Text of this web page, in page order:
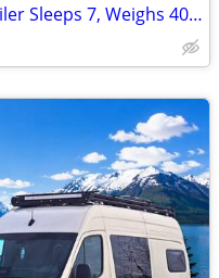
2026 Colt 18MBS, Compact Trailer Sleeps 7, Weighs 4000 lbs.